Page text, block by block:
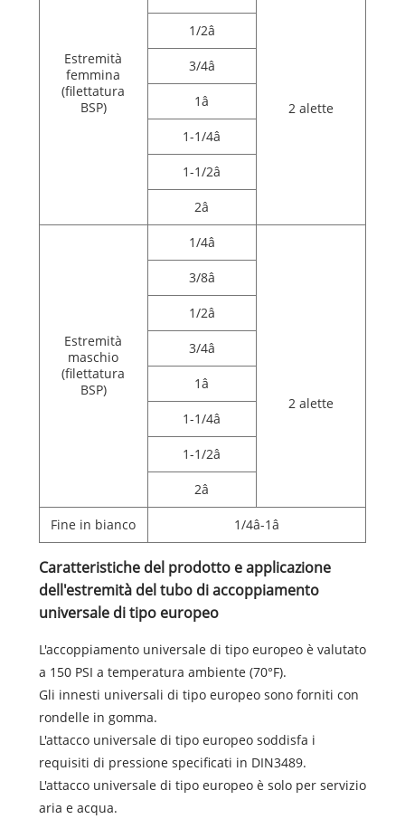
Estremità
femmina
(filettatura
BSP)
2 alette
1/2â
3/4â
1â
1-1/4â
1-1/2â
2â
Estremità
maschio
(filettatura
BSP)
1/4â
2 alette
3/8â
1/2â
3/4â
1â
1-1/4â
1-1/2â
2â
Fine in bianco 1/4â-1â
Caratteristiche del prodotto e applicazione
dell'estremità del tubo di accoppiamento
universale di tipo europeo
L'accoppiamento universale di tipo europeo è valutato
a 150 PSI a temperatura ambiente (70°F).
Gli innesti universali di tipo europeo sono forniti con
rondelle in gomma.
L'attacco universale di tipo europeo soddisfa i
requisiti di pressione specificati in DIN3489.
L'attacco universale di tipo europeo è solo per servizio
aria e acqua.